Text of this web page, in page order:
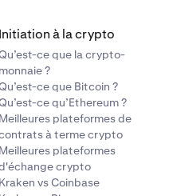
Initiation à la crypto
ce que la crypto-
monnaie ?
ce que Bitcoin ?
ce qu’Ethereum ?
Meilleures plateformes de
à terme crypto
Meilleures plateformes
crypto
Kraken vs Coinbase